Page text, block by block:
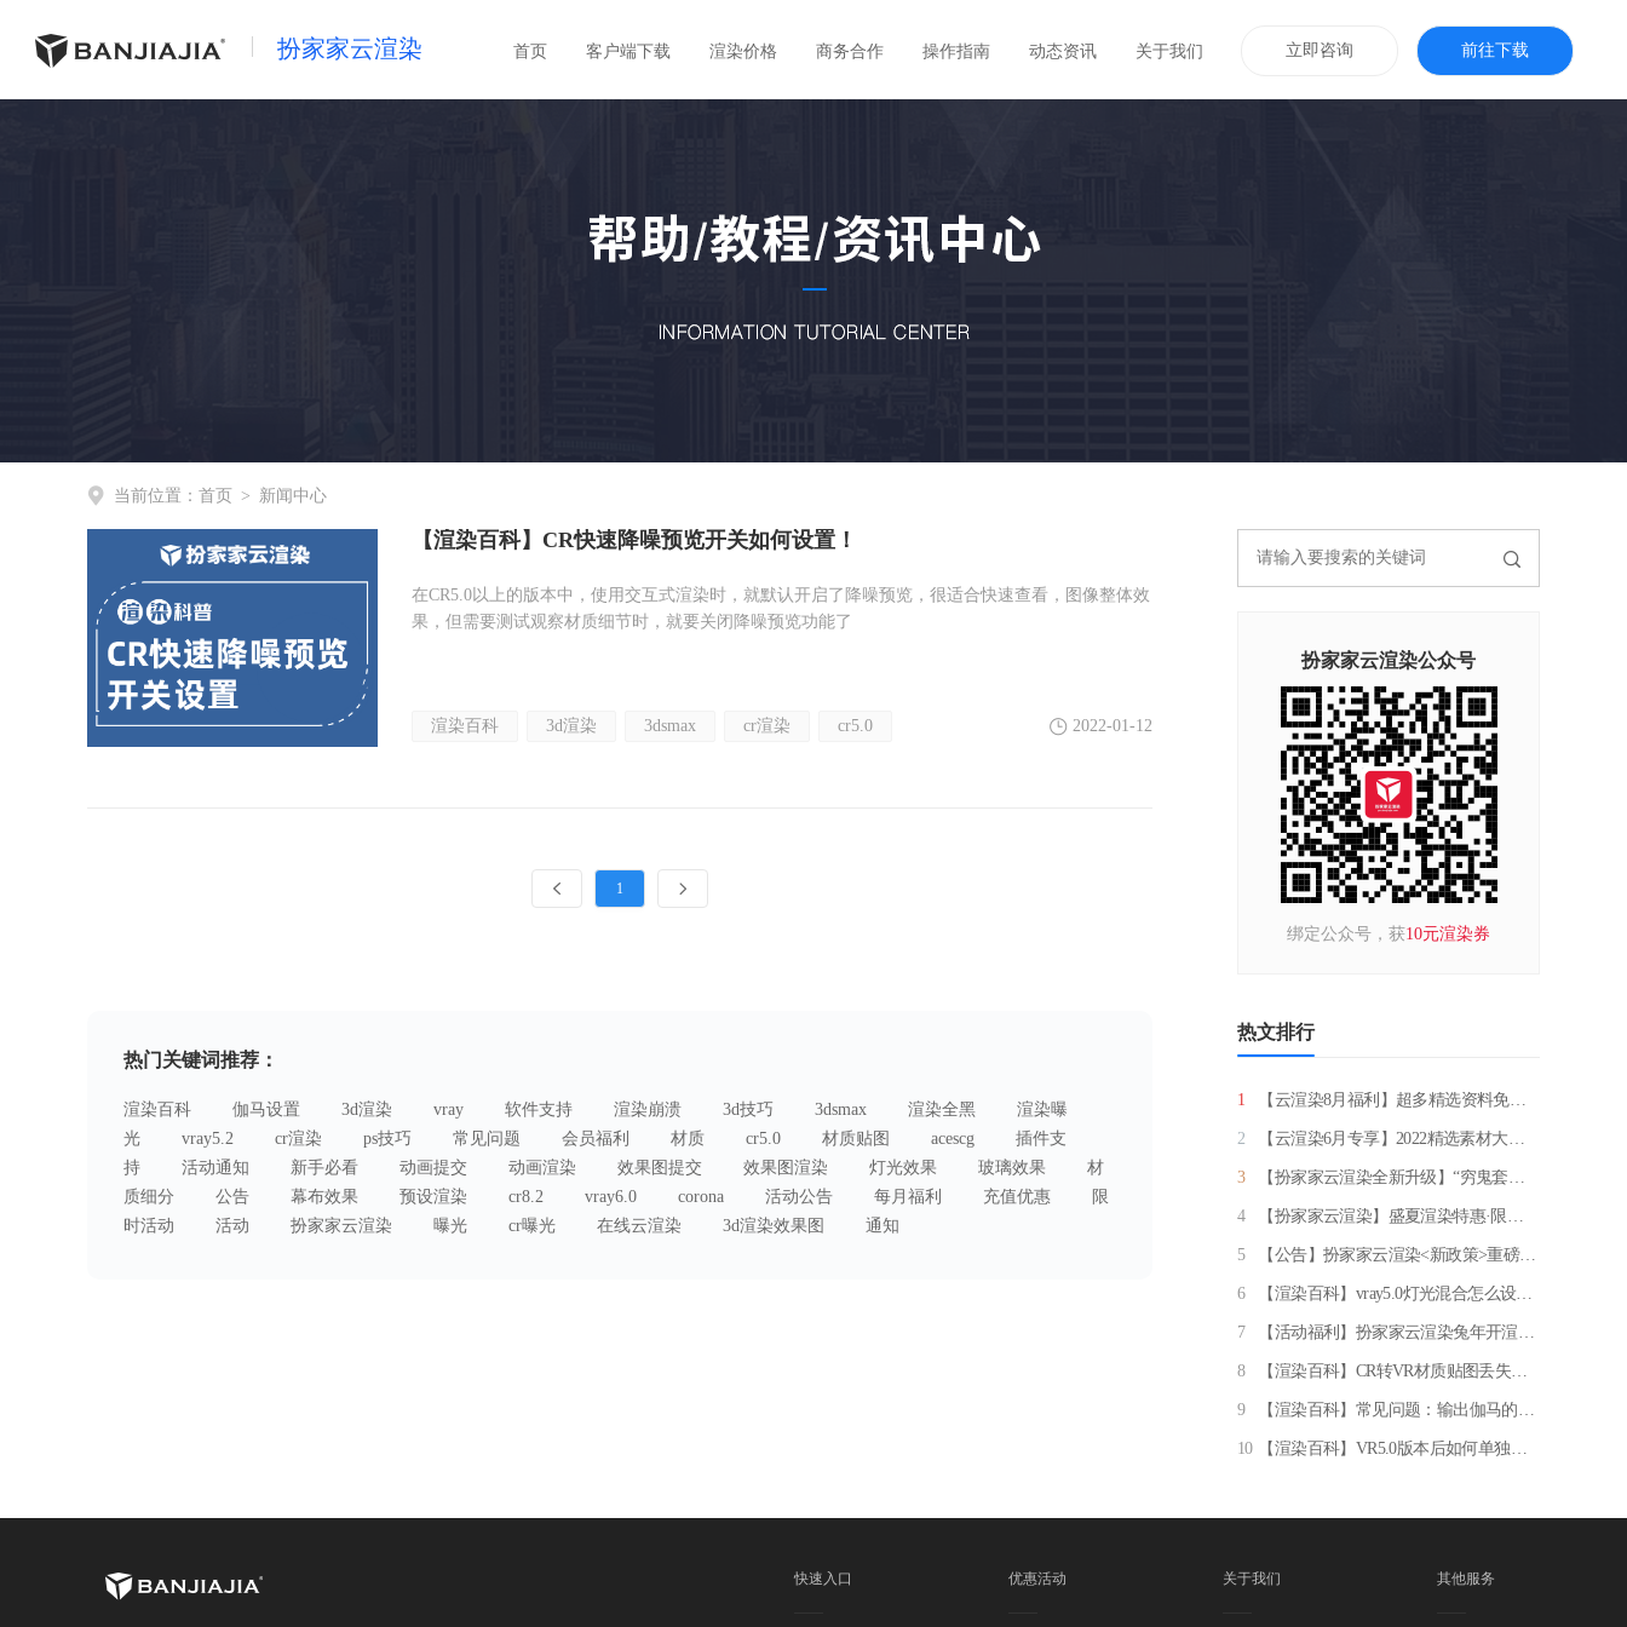
扮家家云渲染 首页 客户端下载 渲染价格 商务合作 操作指南 动态资讯 关于我们 立即咨询 前往下载
当前位置： 首页 > 新闻中心
【渲染百科】CR快速降噪预览开关如何设置！
在CR5.0以上的版本中，使用交互式渲染时，就默认开启了降噪预览，很适合快速查看，图像整体效
果，但需要测试观察材质细节时，就要关闭降噪预览功能了
渲染百科 3d渲染 3dsmax cr渲染 cr5.0 2022-01-12
1
热门关键词推荐：
渲染百科 伽马设置 3d渲染 vray 软件支持 渲染崩溃 3d技巧 3dsmax 渲染全黑
渲染曝
光
vray5.2 cr渲染 ps技巧 常见问题 会员福利 材质 cr5.0 材质贴图 acescg
插件支
持
活动通知 新手必看 动画提交 动画渲染 效果图提交 效果图渲染 灯光效果 玻璃效果
材
质细分
公告 幕布效果 预设渲染 cr8.2 vray6.0 corona 活动公告 每月福利 充值优惠
限
时活动
活动 扮家家云渲染 曝光 cr曝光 在线云渲染 3d渲染效果图 通知
扮家家云渲染公众号
绑定公众号，获10元渲染券
热文排行
1 【云渲染8月福利】超多精选资料免费领取！
2 【云渲染6月专享】2022精选素材大放送
3 【扮家家云渲染全新升级】“穷鬼套餐” 限量发售！一元一张图，专享96线程渲图
4 【扮家家云渲染】盛夏渲染特惠·限量来袭
5 【公告】扮家家云渲染<新政策>重磅上线！
6 【渲染百科】vray5.0灯光混合怎么设置？亲测推荐实用方法！
7 【活动福利】扮家家云渲染兔年开渲有礼·百万元渲染券任性送
8 【渲染百科】CR转VR材质贴图丢失？如何重新显示！
9 【渲染百科】常见问题：输出伽马的设置（必看）
10 【渲染百科】VR5.0版本后如何单独设置某个材质细分
快速入口 优惠活动 关于我们 其他服务